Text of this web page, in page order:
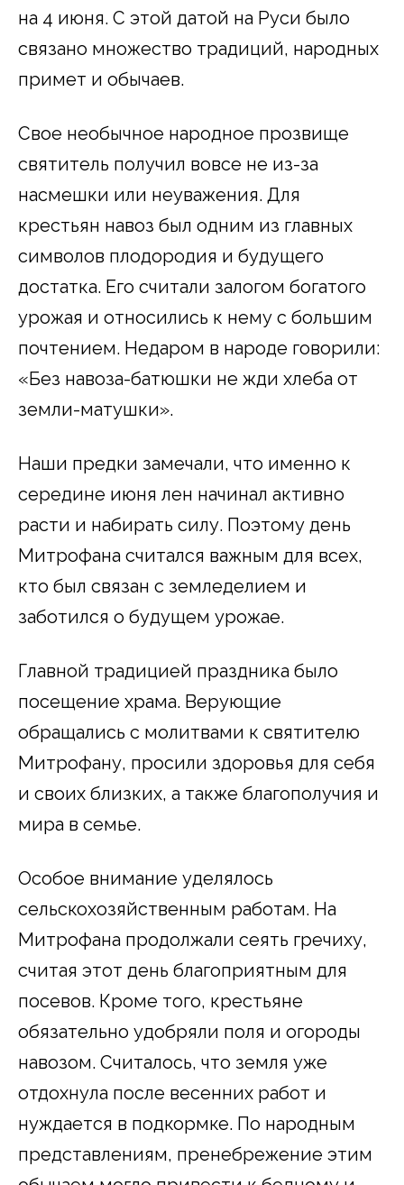
на 4 июня. С этой датой на Руси было
связано множество традиций, народных
примет и обычаев.
Свое необычное народное прозвище
святитель получил вовсе не из-за
насмешки или неуважения. Для
крестьян навоз был одним из главных
символов плодородия и будущего
достатка. Его считали залогом богатого
урожая и относились к нему с большим
почтением. Недаром в народе говорили:
«Без навоза-батюшки не жди хлеба от
земли-матушки».
Наши предки замечали, что именно к
середине июня лен начинал активно
расти и набирать силу. Поэтому день
Митрофана считался важным для всех,
кто был связан с земледелием и
заботился о будущем урожае.
Главной традицией праздника было
посещение храма. Верующие
обращались с молитвами к святителю
Митрофану, просили здоровья для себя
и своих близких, а также благополучия и
мира в семье.
Особое внимание уделялось
сельскохозяйственным работам. На
Митрофана продолжали сеять гречиху,
считая этот день благоприятным для
посевов. Кроме того, крестьяне
обязательно удобряли поля и огороды
навозом. Считалось, что земля уже
отдохнула после весенних работ и
нуждается в подкормке. По народным
представлениям, пренебрежение этим